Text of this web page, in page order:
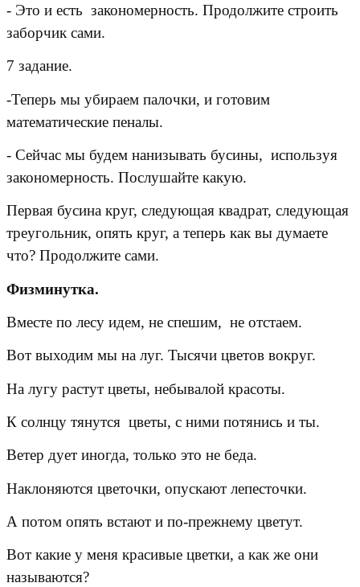
- Это и есть закономерность. Продолжите строить
заборчик сами.
7 задание.
-Теперь мы убираем палочки, и готовим
математические пеналы.
- Сейчас мы будем нанизывать бусины, используя
закономерность. Послушайте какую.
Первая бусина круг, следующая квадрат, следующая
треугольник, опять круг, а теперь как вы думаете
что? Продолжите сами.
Физминутка.
Вместе по лесу идем, не спешим, не отстаем.
Вот выходим мы на луг. Тысячи цветов вокруг.
На лугу растут цветы, небывалой красоты.
К солнцу тянутся цветы, с ними потянись и ты.
Ветер дует иногда, только это не беда.
Наклоняются цветочки, опускают лепесточки.
А потом опять встают и по-прежнему цветут.
Вот какие у меня красивые цветки, а как же они
называются?